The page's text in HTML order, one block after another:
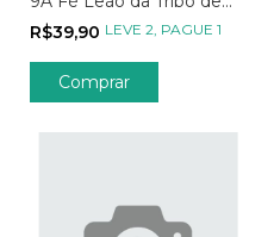
Davi
R$39,90 LEVE 2, PAGUE 1
Comprar